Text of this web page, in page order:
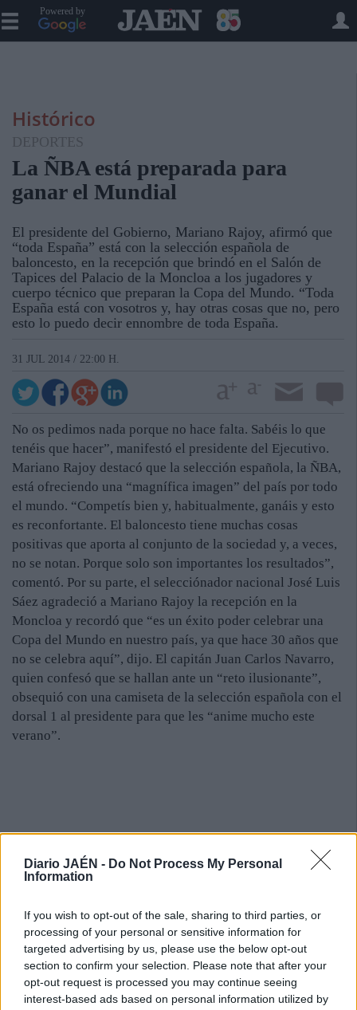
Diario JAÉN - Do Not Process My Personal
Information
If you wish to opt-out of the sale, sharing to third parties, or
processing of your personal or sensitive information for
targeted advertising by us, please use the below opt-out
section to confirm your selection. Please note that after your
opt-out request is processed you may continue seeing
interest-based ads based on personal information utilized by
Powered by
Histórico
DEPORTES
La ÑBA está preparada para
ganar el Mundial
El presidente del Gobierno, Mariano Rajoy, afirmó que
“toda España” está con la selección española de
baloncesto, en la recepción que brindó en el Salón de
Tapices del Palacio de la Moncloa a los jugadores y
cuerpo técnico que preparan la Copa del Mundo. “Toda
España está con vosotros y, hay otras cosas que no, pero
esto lo puedo decir ennombre de toda España.
31 JUL 2014 / 22:00 H.
No os pedimos nada porque no hace falta. Sabéis lo que
tenéis que hacer”, manifestó el presidente del Ejecutivo.
Mariano Rajoy destacó que la selección española, la ÑBA,
está ofreciendo una “magnífica imagen” del país por todo
el mundo. “Competís bien y, habitualmente, ganáis y esto
es reconfortante. El baloncesto tiene muchas cosas
positivas que aporta al conjunto de la sociedad y, a veces,
no se notan. Porque solo son importantes los resultados”,
comentó. Por su parte, el selecciónador nacional José Luis
Sáez agradeció a Mariano Rajoy la recepción en la
Moncloa y recordó que “es un éxito poder celebrar una
Copa del Mundo en nuestro país, ya que hace 30 años que
no se celebra aquí”, dijo. El capitán Juan Carlos Navarro,
quien confesó que se hallan ante un “reto ilusionante”,
obsequió con una camiseta de la selección española con el
dorsal 1 al presidente para que les “anime mucho este
verano”.